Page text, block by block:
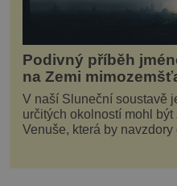
Podivný příběh
na Zemi
V naší Sluneční soustavě
určitých okolností mohl
Venuše, která by
smrtícímu složení